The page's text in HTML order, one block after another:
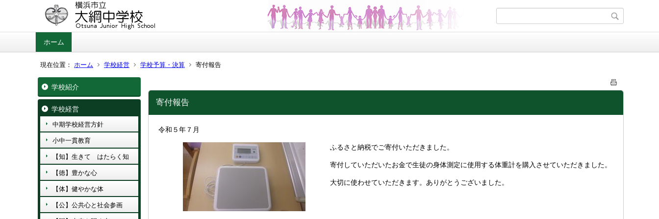
ホーム
現在位置： ホーム 学校経営 学校予算・決算 寄付報告
学校紹介
学校経営
中期学校経営方針
小中一貫教育
【知】生きて はたらく知
【徳】豊かな心
【体】健やかな体
【公】公共心と社会参画
寄付報告
令和５年７月
ふるさと納税でご寄付いただきました。
寄付していただいたお金で生徒の身体測定に使用する体重計を購入させていただきました。
大切に使わせていただきます。ありがとうございました。